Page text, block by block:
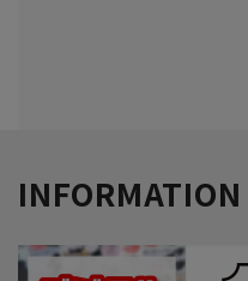
最近見た商品がありません